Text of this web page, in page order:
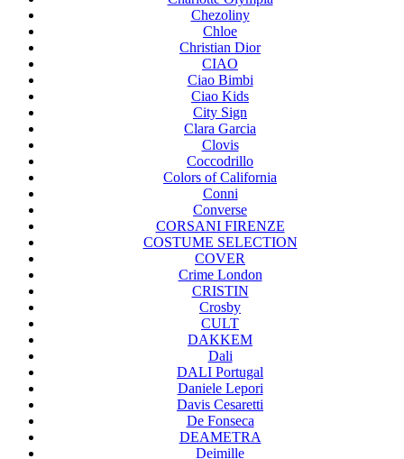
Chezoliny
Chloe
Christian Dior
CIAO
Ciao Bimbi
Ciao Kids
City Sign
Clara Garcia
Clovis
Coccodrillo
Colors of California
Conni
Converse
CORSANI FIRENZE
COSTUME SELECTION
COVER
Crime London
CRISTIN
Crosby
CULT
DAKKEM
Dali
DALI Portugal
Daniele Lepori
Davis Cesaretti
De Fonseca
DEAMETRA
Deimille